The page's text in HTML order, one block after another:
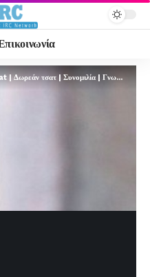
mIRC Hellas Chat - IRC Greek Chat | Δωρεάν τσατ | Συνομιλία | Γνωριμίες | FREE